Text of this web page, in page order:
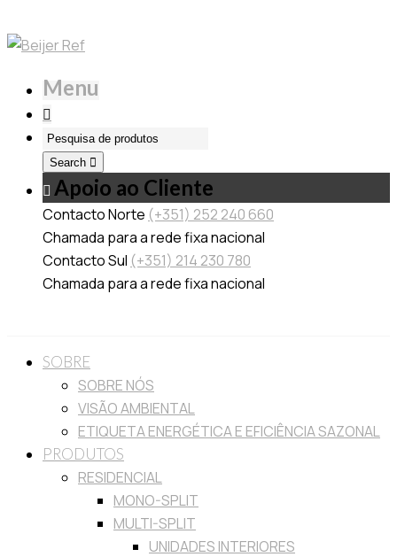
Menu
Search
Apoio ao Cliente
Contacto Norte (+351) 252 240 660
Chamada para a rede fixa nacional
Contacto Sul (+351) 214 230 780
Chamada para a rede fixa nacional
SOBRE
SOBRE NÓS
VISÃO AMBIENTAL
ETIQUETA ENERGÉTICA E EFICIÊNCIA SAZONAL
PRODUTOS
RESIDENCIAL
MONO-SPLIT
MULTI-SPLIT
UNIDADES INTERIORES